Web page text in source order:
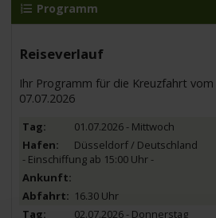
Programm
Reiseverlauf
Ihr Programm für die Kreuzfahrt vom
07.07.2026
01.07.2026 - Mittwoch
Düsseldorf / Deutschland
- Einschiffung ab 15:00 Uhr -
16.30 Uhr
02.07.2026 - Donnerstag